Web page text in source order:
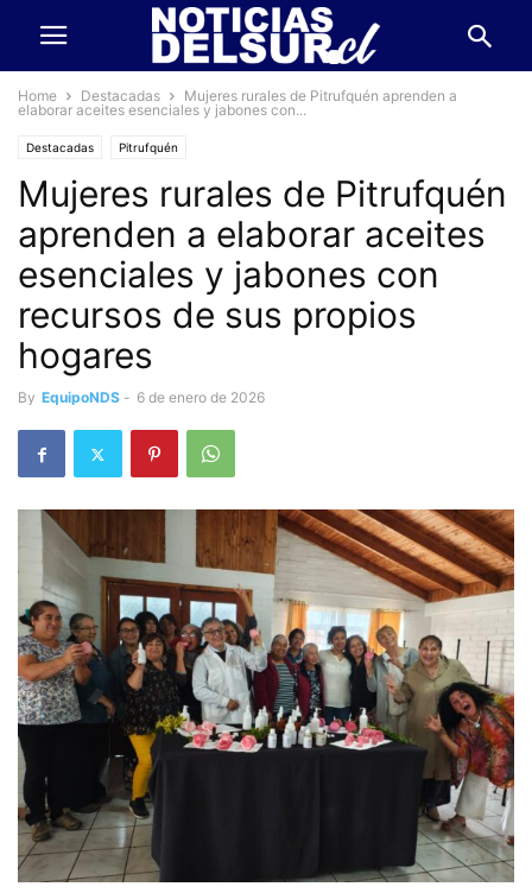
Home Destacadas
Mujeres rurales de Pitrufquén aprenden a
elaborar aceites esenciales y jabones con...
Destacadas Pitrufquén
Mujeres rurales de Pitrufquén
aprenden a elaborar aceites
esenciales y jabones con
recursos de sus propios
hogares
By EquipoNDS - 6 de enero de 2026